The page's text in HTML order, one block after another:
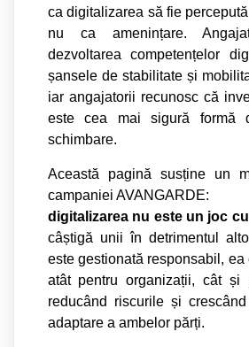
ca digitalizarea să fie percepută
nu ca amenințare. Angaja
dezvoltarea competențelor
șansele de stabilitateși
iar angajatorii recunosc că
este cea mai sigură formă
schimbare.
Această pagină susține un
campaniei AVANGARDE:
digitalizarea nu este un joc
câștigă unii în detrimentul
este gestionată responsabil, ea
atât pentru organizații, cât și
reducând riscurile și
adaptare a ambelor părți.